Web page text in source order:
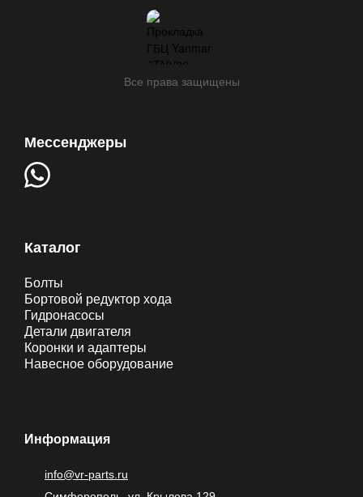
Все права защищены
Мессенджеры
Каталог
Болты
Бортовой редуктор хода
Гидронасосы
Детали двигателя
Коронки и адаптеры
Навесное оборудование
Информация
info@vr-parts.ru